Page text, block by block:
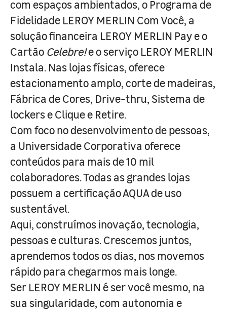
com espaços ambientados, o Programa de
Fidelidade LEROY MERLIN Com Você, a
solução financeira LEROY MERLIN Pay e o
Cartão Celebre!e o serviço LEROY MERLIN
Instala. Nas lojas físicas, oferece
estacionamento amplo, corte de madeiras,
Fábrica de Cores, Drive-thru, Sistema de
lockers e Clique e Retire.
Com foco no desenvolvimento de pessoas,
a Universidade Corporativa oferece
conteúdos para mais de 10 mil
colaboradores. Todas as grandes lojas
possuem a certificação AQUA de uso
sustentável.
Aqui, construímos inovação, tecnologia,
pessoas e culturas. Crescemos juntos,
aprendemos todos os dias, nos movemos
rápido para chegarmos mais longe.
Ser LEROY MERLIN é ser você mesmo, na
sua singularidade, com autonomia e